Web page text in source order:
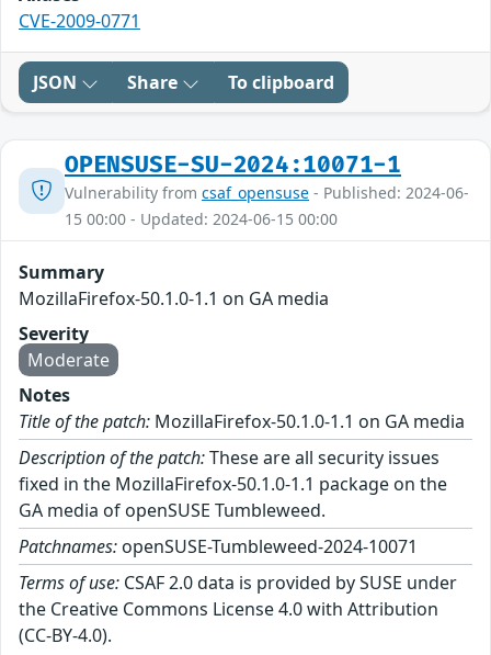
CVE-2009-0771
JSON Share To clipboard
OPENSUSE-SU-2024:10071-1
Vulnerability from csaf_opensuse - Published: 2024-06-
15 00:00 - Updated: 2024-06-15 00:00
Summary
MozillaFirefox-50.1.0-1.1 on GA media
Severity
Moderate
Notes
Title of the patch: MozillaFirefox-50.1.0-1.1 on GA media
Description of the patch:These are all security issues
fixed in the MozillaFirefox-50.1.0-1.1 package on the
GA media of openSUSE Tumbleweed.
Patchnames: openSUSE-Tumbleweed-2024-10071
Terms of use: CSAF 2.0 data is provided by SUSE under
the Creative Commons License 4.0 with Attribution
(CC-BY-4.0).